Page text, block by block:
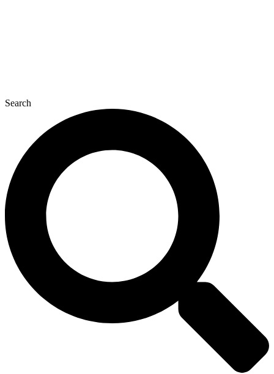
Search